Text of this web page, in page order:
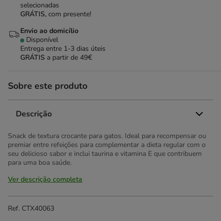
selecionadas
GRÁTIS, com presente!
Envio ao domicílio
Disponível
Entrega entre 1-3 dias úteis
GRÁTIS a partir de 49€
Sobre este produto
Descrição
Snack de textura crocante para gatos. Ideal para recompensar ou
premiar entre refeições para complementar a dieta regular com o
seu delicioso sabor e inclui taurina e vitamina E que contribuem
para uma boa saúde.
Ver descrição completa
Ref. CTX40063